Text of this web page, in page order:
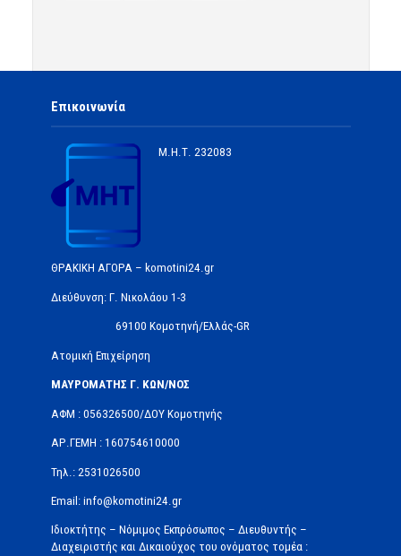
Επικοινωνία
Μ.Η.Τ. 232083
ΘΡΑΚΙΚΗ ΑΓΟΡΑ – komotini24.gr
Διεύθυνση: Γ. Νικολάου 1-3
69100 Κομοτηνή/Ελλάς-GR
Ατομική Επιχείρηση
ΜΑΥΡΟΜΑΤΗΣ Γ. ΚΩΝ/ΝΟΣ
ΑΦΜ : 056326500/ΔOΥ Κομοτηνής
ΑΡ.ΓΕΜΗ : 160754610000
Τηλ.: 2531026500
Email: info@komotini24.gr
Ιδιοκτήτης – Νόμιμος Εκπρόσωπος – Διευθυντής –
Διαχειριστής και Δικαιούχος του ονόματος τομέα :